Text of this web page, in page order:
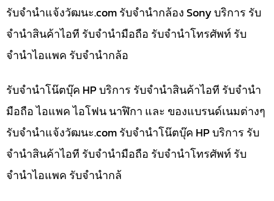
รับจํานําแจ้งวัฒนะ.com รับจำนำกล้อง Sony บริการ รับ
จำนำสินค้าไอที รับจำนำมือถือ รับจำนำโทรศัพท์ รับ
จำนำไอแพค รับจำนำกล้อ
รับจำนำโน๊ตบุ๊ค HP บริการ รับจำนำสินค้าไอที รับจำนำ
มือถือ ไอแพค ไอโฟน นาฬิกา และ ของแบรนด์เนมต่างๆ
รับจํานําแจ้งวัฒนะ.com รับจำนำโน๊ตบุ๊ค HP บริการ รับ
จำนำสินค้าไอที รับจำนำมือถือ รับจำนำโทรศัพท์ รับ
จำนำไอแพค รับจำนำกล้